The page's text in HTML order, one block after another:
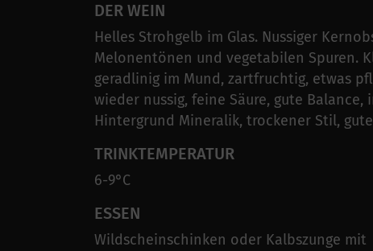
DER WEIN
Helles Strohgelb im Glas. Nussiger
Melonentönen und vegetabilen Spuren.
geradlinig im Mund, zartfruchtig, etwas
wieder nussig, feine Säure, gute Balance,
Hintergrund Mineralik, trockener Stil,
TRINKTEMPERATUR
6-9°C
ESSEN
Wildscheinschinken oder Kalbszunge mit